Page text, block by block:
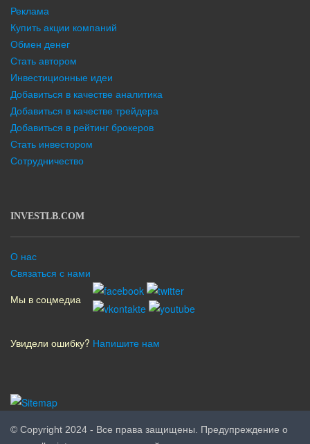
Реклама
Купить акции компаний
Обмен денег
Стать автором
Инвестиционные идеи
Добавиться в качестве аналитика
Добавиться в качестве трейдера
Добавиться в рейтинг брокеров
Стать инвестором
Сотрудничество
INVESTLB.COM
О нас
Связаться с нами
Мы в соцмедиа
Увидели ошибку? Напишите нам
© Copyright 2024 - Все права защищены. Предупреждение о